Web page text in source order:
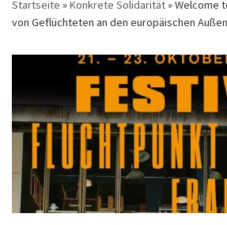
Startseite »Konkrete Solidarität»Welcome
von Geflüchteten an den europäischen